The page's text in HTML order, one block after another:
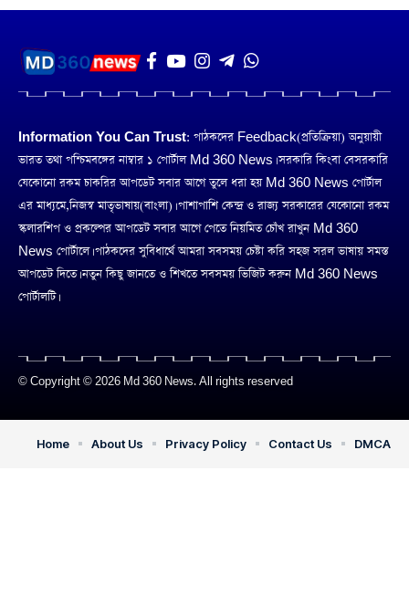
Information You Can Trust: পাঠকদের Feedback(প্রতিক্রিয়া) অনুয়ায়ী
ভারত তথা পশ্চিমবঙ্গের নাম্বার ১ পোর্টাল Md 360 News। সরকারি কিংবা বেসরকারি
যেকোনো রকম চাকরির আপডেট সবার আগে তুলে ধরা হয় Md 360 News পোর্টাল
এর মাধ্যমে,নিজস্ব মাতৃভাষায়(বাংলা)। পাশাপাশি কেন্দ্র ও রাজ্য সরকারের যেকোনো রকম
স্কলারশিপ ও প্রকল্পের আপডেট সবার আগে পেতে নিয়মিত চোঁখ রাখুন Md 360
News পোর্টালে। পাঠকদের সুবিধার্থে আমরা সবসময় চেষ্টা করি সহজ সরল ভাষায় সমস্ত
আপডেট দিতে। নতুন কিছু জানতে ও শিখতে সবসময় ভিজিট করুন Md 360 News
পোর্টালটি।
© Copyright © 2026 Md 360 News. All rights reserved
Home About Us Privacy Policy Contact Us DMCA